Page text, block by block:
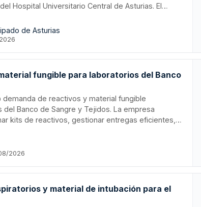
Hospital Universitario Central de Asturias. El
laboratorio, en horarios y plazos máximos
obligación del adjudicatario de facilitar software
de Asturias
fungible para laboratorios del Banco
de reactivos y material fungible
Banco de Sangre y Tejidos. La empresa
kits de reactivos, gestionar entregas eficientes,
El contrato se regirá mediante procedimiento
a los criterios de adjudicación
2026
y material de intubación para el